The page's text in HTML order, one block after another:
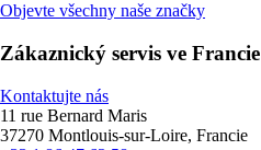
Objevte všechny naše značky
Zákaznický servis ve Francie
Kontaktujte nás
11 rue Bernard Maris
37270 Montlouis-sur-Loire, Francie